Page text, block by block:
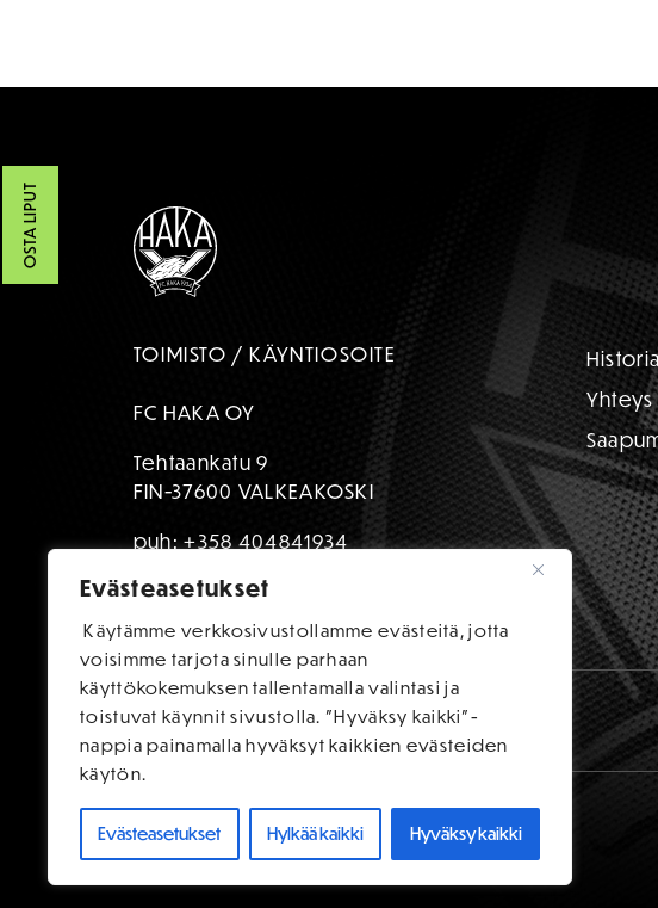
Evästeasetukset
Käytämme verkkosivustollamme evästeitä, jotta
voisimme tarjota sinulle parhaan
käyttökokemuksen tallentamalla valintasi ja
toistuvat käynnit sivustolla. "Hyväksy kaikki"-
nappia painamalla hyväksyt kaikkien evästeiden
käytön.
Evästeasetukset Hylkää kaikki Hyväksy kaikki
OSTA LIPUT
TOIMISTO / KÄYNTIOSOITE
FC HAKA OY
Tehtaankatu 9
FIN-37600 VALKEAKOSKI
puh:+358 404841934
toimisto@fchaka.fi
Yhteys